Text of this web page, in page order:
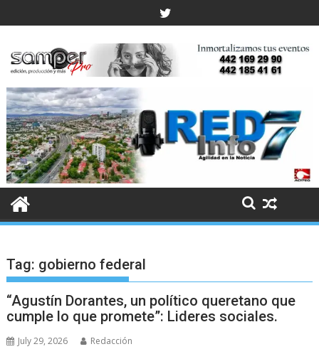
to
Tag: gobierno federal
“Agustín Dorantes, un político queretano que
cumple lo que promete”: Lideres sociales.
July 29, 2026 Redacción